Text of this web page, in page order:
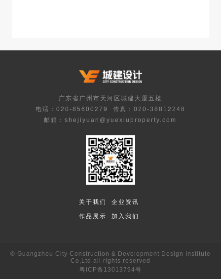
广东省广州市天河区城建大厦五楼
电话：020-85600279
传真：020-38812248
邮箱：shejiyuan@yuexiuproperty.com
关于我们 企业资讯
作品展示 加入我们
© Guangzhou City Construction & Development Design Institute
Co,Ltd all rights reserved
粤ICP备13013794号